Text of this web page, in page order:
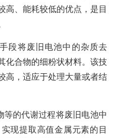
高、能耗较低的优点，是目
段将废旧电池中的杂质去
化合物的细粉状材料。该技
高，适应于处理大量或者结
的代谢过程将废旧电池中
现提取高值金属元素的目